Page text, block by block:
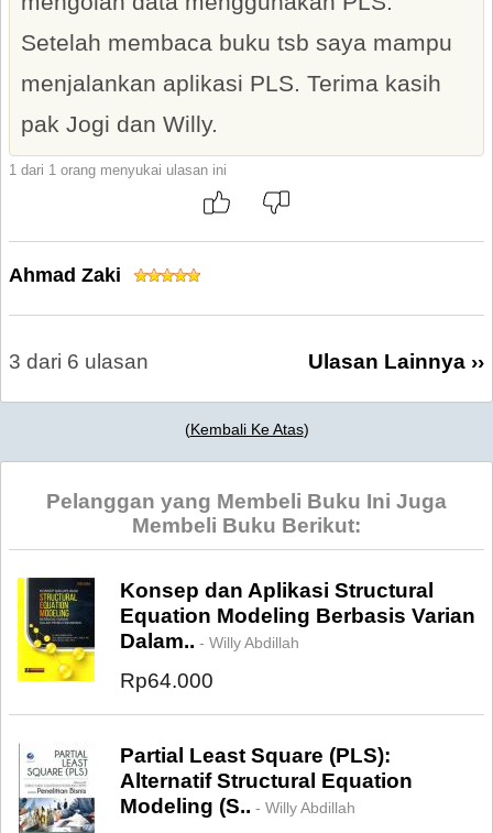
Setelah membaca buku tsb saya mampu
menjalankan aplikasi PLS. Terima kasih
pak Jogi dan Willy.
1 dari 1 orang menyukai ulasan ini
Ahmad Zaki
3 dari 6 ulasan Ulasan Lainnya ››
(Kembali Ke Atas)
Pelanggan yang Membeli Buku Ini Juga
Membeli Buku Berikut:
Konsep dan Aplikasi Structural
Equation Modeling Berbasis Varian
Dalam.. - Willy Abdillah
Rp64.000
Partial Least Square (PLS):
Alternatif Structural Equation
Modeling (S.. - Willy Abdillah